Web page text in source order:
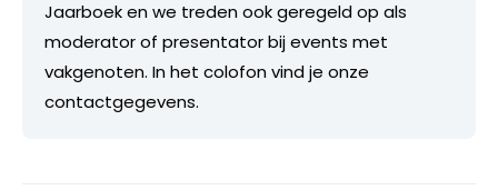
Jaarboek en we treden ook geregeld op als
moderator of presentator bij events met
vakgenoten. In het colofon vind je onze
contactgegevens.